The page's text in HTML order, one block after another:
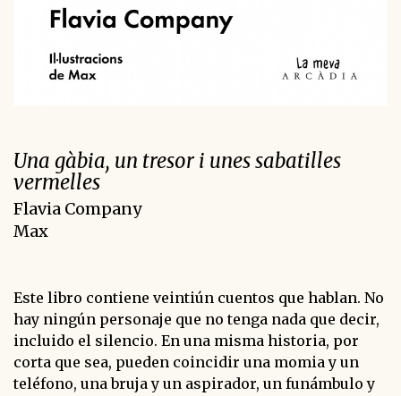
Una gàbia, un tresor i unes sabatilles
vermelles
Flavia Company
Max
Este libro contiene veintiún cuentos que hablan. No
hay ningún personaje que no tenga nada que decir,
incluido el silencio. En una misma historia, por
corta que sea, pueden coincidir una momia y un
teléfono, una bruja y un aspirador, un funámbulo y